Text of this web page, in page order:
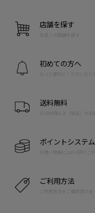
店舗を探す
お近くの店舗を探す
初めての方へ
もっと便利に！たのしむた
送料無料
10,000円以上（税込）のお
ポイントシステム
お買い物毎に1pt=1円でご
ご利用方法
ご利用方法をご確認頂けます